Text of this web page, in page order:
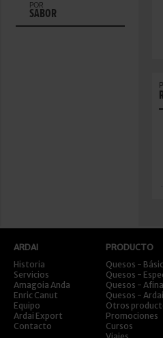
POR
SABOR
ARDAI
Historia
Servicios
Amagoia Anda
Enric Canut
Equipo
Ardai Export
Contacto
PRODUCTO
Quesos -
Quesos -
Quesos -
Quesos -
Otros
Promociones
Cursos